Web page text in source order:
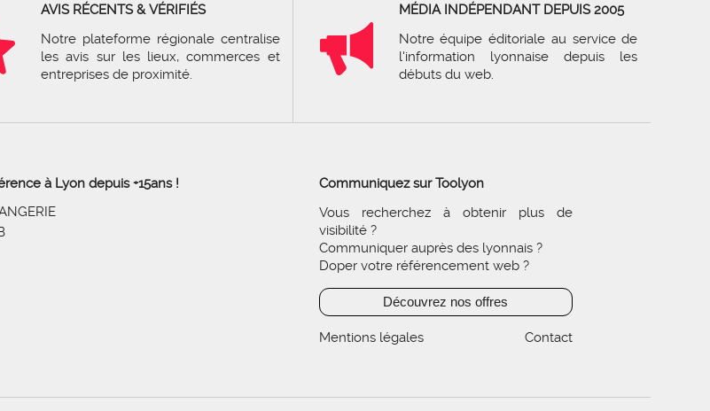
AVIS RÉCENTS & VÉRIFIÉS
Notre plateforme régionale centralise
les avis sur les lieux, commerces et
entreprises de proximité.
MÉDIA INDÉPENDANT DEPUIS 2005
Notre équipe éditoriale au service de
l'information lyonnaise depuis les
débuts du web.
à Lyon depuis +15ans !
Communiquez sur Toolyon
Vous recherchez à obtenir plus de
visibilité ?
Communiquer auprès des lyonnais ?
Doper votre référencement web ?
Découvrez nos offres
Mentions légales Contact